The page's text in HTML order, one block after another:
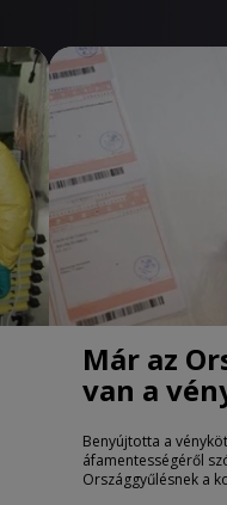
Már az
van a
Benyújtotta a
áfamentességéről
Országgyűlésnek a